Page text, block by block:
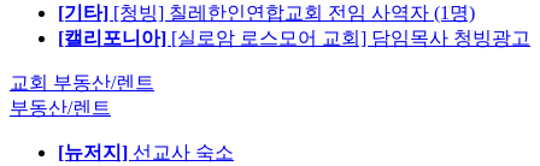
[기타] [청빙] 칠레한인연합교회 전임 사역자 (1명)
[캘리포니아] [실로암 로스모어 교회] 담임목사 청빙광고
교회 부동산/렌트
부동산/렌트
[뉴저지] 선교사 숙소